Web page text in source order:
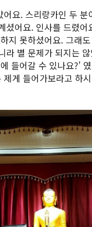
어요. 스리랑카인 두 분
셨어요. 인사를 드렸어
지 못하셨어요. 그래
라 별 문제가 되지는
들어갈 수 있나요?'
제게 들어가보라고 하